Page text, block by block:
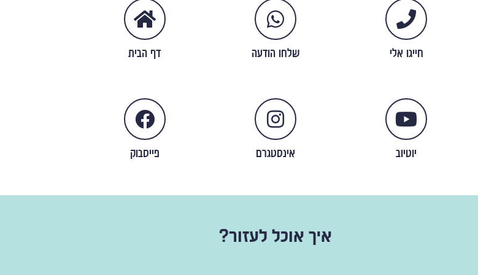
חייגו אלי שלחו הודעה דף הבית
יוטיוב אינסטגרם פייסבוק
איך אוכל לעזור?